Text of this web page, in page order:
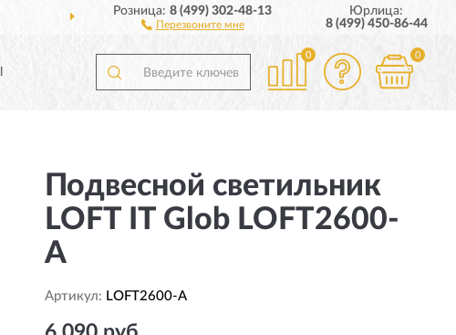
ПОЛНЫЙ
Розница:8 (499) 302-48-13
Перезвоните мне
Юрлица:
8 (499) 450-86-44
0 0
Подвесной светильник
LOFT IT Glob LOFT2600-
A
Артикул: LOFT2600-A